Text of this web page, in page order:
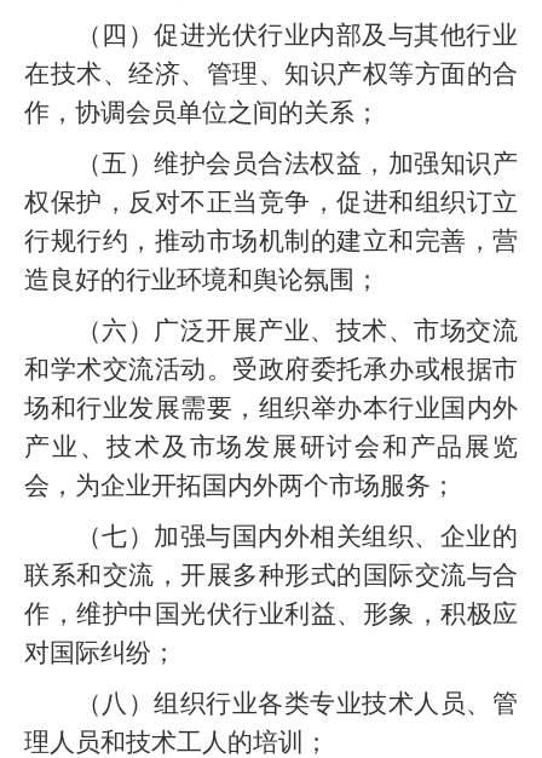
（四）促进光伏行业内部及与其他行业
在技术、经济、管理、知识产权等方面的合
作，协调会员单位之间的关系；
（五）维护会员合法权益，加强知识产
权保护，反对不正当竞争，促进和组织订立
行规行约，推动市场机制的建立和完善，营
造良好的行业环境和舆论氛围；
（六）广泛开展产业、技术、市场交流
和学术交流活动。受政府委托承办或根据市
场和行业发展需要，组织举办本行业国内外
产业、技术及市场发展研讨会和产品展览
会，为企业开拓国内外两个市场服务；
（七）加强与国内外相关组织、企业的
联系和交流，开展多种形式的国际交流与合
作，维护中国光伏行业利益、形象，积极应
对国际纠纷；
（八）组织行业各类专业技术人员、管
理人员和技术工人的培训；